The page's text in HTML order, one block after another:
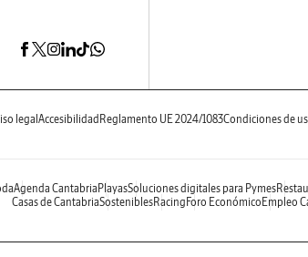
legal Accesibilidad Reglamento UE 2024/1083Condiciones de
Agenda Cantabria PlayasSoluciones digitales para Pymes
Casas de CantabriaSosteniblesRacing Foro Económico Empleo